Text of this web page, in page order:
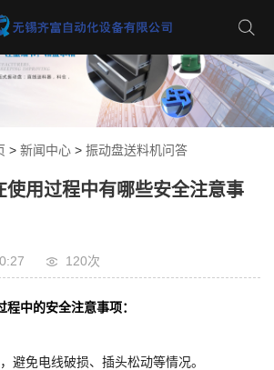
> 新闻中心 > 振动盘送料机问答
使用过程中有哪些安全注意事
120次
程中的安全注意事项：
避免电线破损、插头松动等情况。